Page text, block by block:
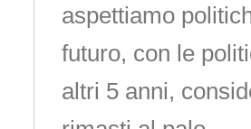
aspettiamo
futuro, con le
altri 5 anni,